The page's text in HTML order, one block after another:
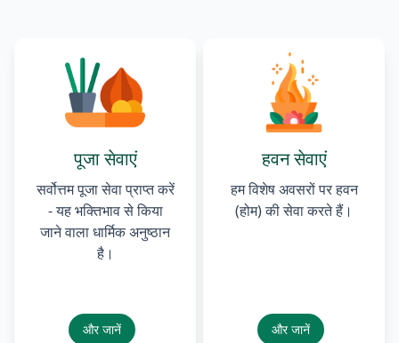
पूजा सेवाएं
सर्वोत्तम पूजा सेवा प्राप्त करें
- यह भक्तिभाव से किया
जाने वाला धार्मिक अनुष्ठान
है।
और जानें
हवन सेवाएं
हम विशेष अवसरों पर हवन
(होम) की सेवा करते हैं।
और जानें